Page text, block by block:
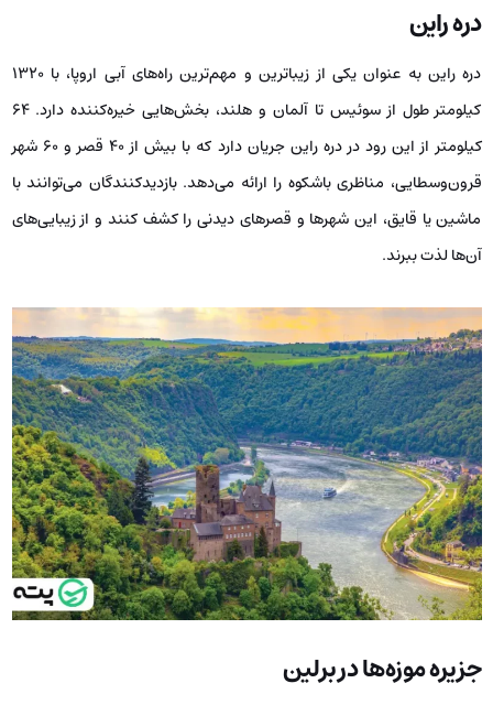
دره راین
دره راین به عنوان یکی از زیباترین و مهم‌ترین راه‌های آبی اروپا، با ۱۳۲۰
کیلومتر طول از سوئیس تا آلمان و هلند، بخش‌هایی خیره‌کننده دارد. ۶۴
کیلومتر از این رود در دره راین جریان دارد که با بیش از ۴۰ قصر و ۶۰ شهر
قرون‌وسطایی، مناظری باشکوه را ارائه می‌دهد. بازدیدکنندگان می‌توانند با
ماشین یا قایق، این شهرها و قصرهای دیدنی را کشف کنند و از زیبایی‌های
آن‌ها لذت ببرند.
جزیره موزه‌ها در برلین